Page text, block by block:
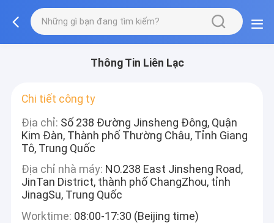
Thông Tin Liên Lạc
Chi tiết công ty
Địa chỉ: Số 238 Đường Jinsheng Đông, Quận
Kim Đàn, Thành phố Thường Châu, Tỉnh Giang
Tô, Trung Quốc
Địa chỉ nhà máy: NO.238 East Jinsheng Road,
JinTan District, thành phố ChangZhou, tỉnh
JinagSu, Trung Quốc
Worktime: 08:00-17:30 (Beijing time)